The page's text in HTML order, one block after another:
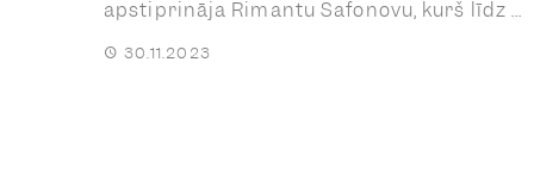
apstiprināja Rimantu Safonovu, kurš līdz ...
30.11.2023